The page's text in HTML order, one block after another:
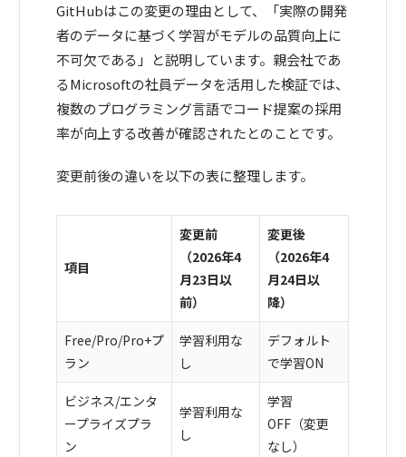
GitHubはこの変更の理由として、「実際の開発
者のデータに基づく学習がモデルの品質向上に
不可欠である」と説明しています。親会社であ
るMicrosoftの社員データを活用した検証では、
複数のプログラミング言語でコード提案の採用
率が向上する改善が確認されたとのことです。
変更前後の違いを以下の表に整理します。
項目
変更前
（2026年4
月23日以
前）
変更後
（2026年4
月24日以
降）
Free/Pro/Pro+プ
ラン
学習利用な
し
デフォルト
で学習ON
ビジネス/エンタ
ープライズプラ
ン
学習利用な
し
学習
OFF（変更
なし）